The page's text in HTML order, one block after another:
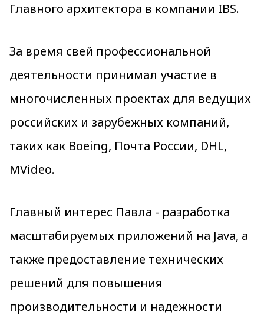
Главного архитектора в компании IBS.
За время свей профессиональной
деятельности принимал участие в
многочисленных проектах для ведущих
российских и зарубежных компаний,
таких как Boeing, Почта России, DHL,
MVideo.
Главный интерес Павла - разработка
масштабируемых приложений на Java, а
также предоставление технических
решений для повышения
производительности и надежности